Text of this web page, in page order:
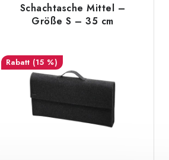
Schachtasche Mittel –
Größe S – 35 cm
(15 %)